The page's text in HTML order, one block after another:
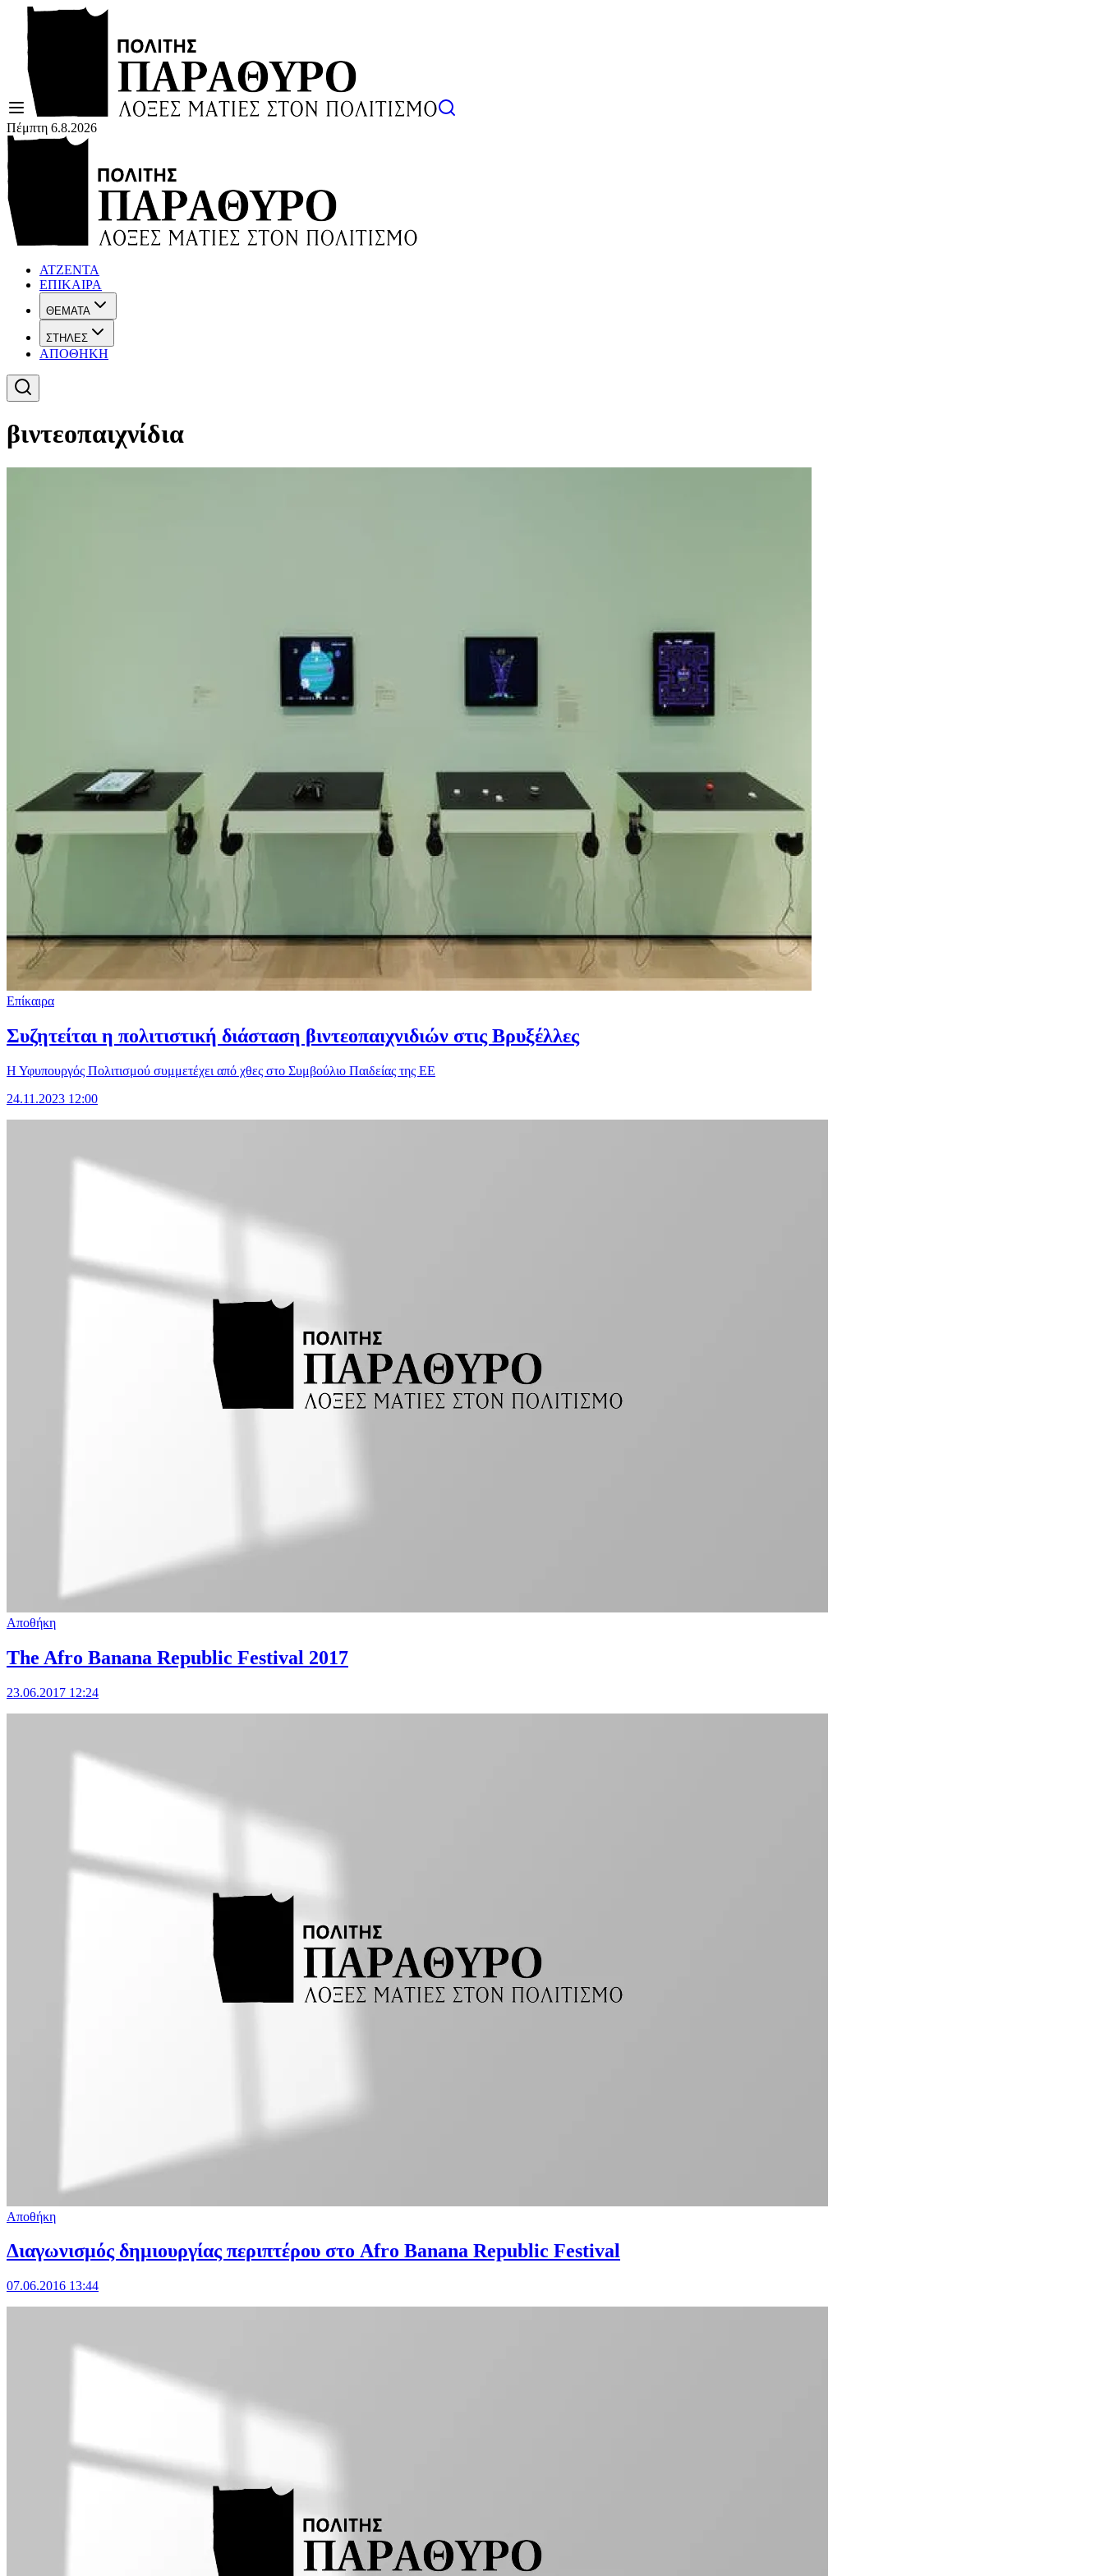
Πέμπτη 6.8.2026
ΑΤΖΕΝΤΑ
ΕΠΙΚΑΙΡΑ
ΘΕΜΑΤΑ
ΣΤΗΛΕΣ
ΑΠΟΘΗΚΗ
βιντεοπαιχνίδια
Επίκαιρα
Συζητείται η πολιτιστική διάσταση βιντεοπαιχνιδιών στις Βρυξέλλες
Η Υφυπουργός Πολιτισμού συμμετέχει από χθες στο Συμβούλιο Παιδείας της ΕΕ
24.11.2023 12:00
Αποθήκη
The Afro Banana Republic Festival 2017
23.06.2017 12:24
Αποθήκη
Διαγωνισμός δημιουργίας περιπτέρου στο Afro Banana Republic Festival
07.06.2016 13:44